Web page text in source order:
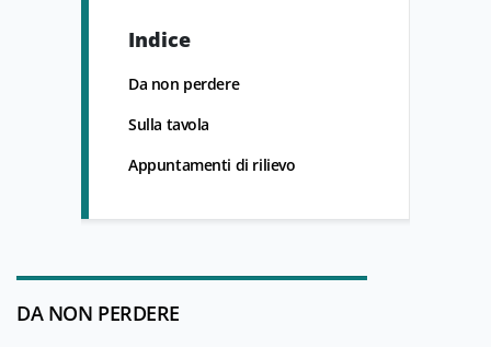
Indice
Da non perdere
Sulla tavola
Appuntamenti di rilievo
DA NON PERDERE